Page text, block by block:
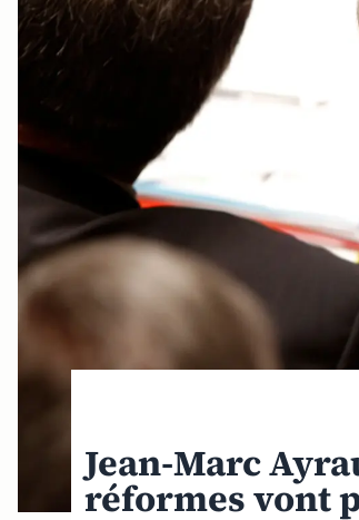
Jean-Marc
réformes vont